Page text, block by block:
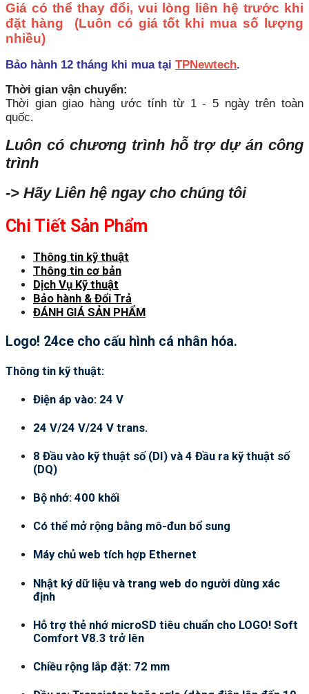
Giá có thể thay đổi, vui lòng liên hệ trước khi
đặt hàng (Luôn có giá tốt khi mua số lượng
nhiều)
Bảo hành 12 tháng khi mua tại TPNewtech.
Thời gian vận chuyển:
Thời gian giao hàng ước tính từ 1 - 5 ngày trên toàn
quốc.
Luôn có chương trình hỗ trợ dự án công
trình
-> Hãy Liên hệ ngay cho chúng tôi
Chi Tiết Sản Phẩm
Thông tin kỹ thuật
Thông tin cơ bản
Dịch Vụ Kỹ thuật
Bảo hành & Đổi Trả
ĐÁNH GIÁ SẢN PHẨM
Logo! 24ce cho cấu hình cá nhân hóa.
Thông tin kỹ thuật:
Điện áp vào: 24 V
24 V/24 V/24 V trans.
8 Đầu vào kỹ thuật số (DI) và 4 Đầu ra kỹ thuật số
(DQ)
Bộ nhớ: 400 khối
Có thể mở rộng bằng mô-đun bổ sung
Máy chủ web tích hợp Ethernet
Nhật ký dữ liệu và trang web do người dùng xác
định
Hỗ trợ thẻ nhớ microSD tiêu chuẩn cho LOGO! Soft
Comfort V8.3 trở lên
Chiều rộng lắp đặt: 72 mm